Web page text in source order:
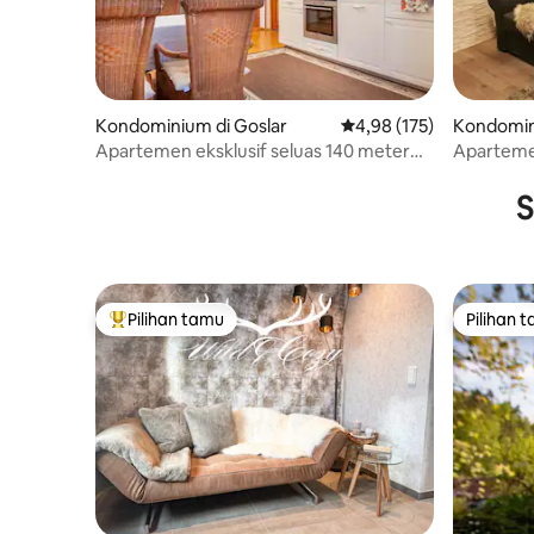
Kondominium di Goslar Nilai rata-rata 4,98 dari
4,98 (175)
Apartemen eksklusif seluas 140 meter
Pilihan tamu terpopuler
Pilihan tamu Pilihan
Pilihan